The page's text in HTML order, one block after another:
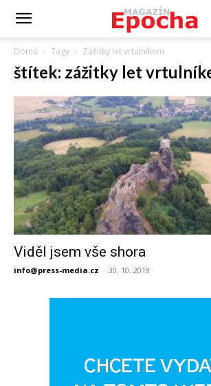
Domů Tagy Zážitky let vrtulníkem
štítek: zážitky let
Viděl jsem vše shora
info@press-media.cz - 30. 10. 2019